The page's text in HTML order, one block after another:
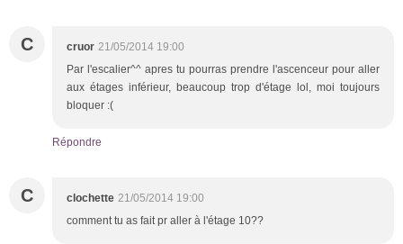
C cruor 21/05/2014 19:00
Par l'escalier^^ apres tu pourras prendre l'ascenceur pour aller
aux étages inférieur, beaucoup trop d'étage lol, moi toujours
bloquer :(
Répondre
C clochette 21/05/2014 19:00
comment tu as fait pr aller à l'étage 10??